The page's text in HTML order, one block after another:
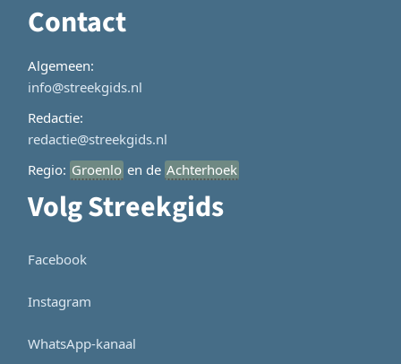
Contact
Algemeen:
info@streekgids.nl
Redactie:
redactie@streekgids.nl
Regio: Groenlo en de Achterhoek
Volg Streekgids
Facebook
Instagram
WhatsApp-kanaal